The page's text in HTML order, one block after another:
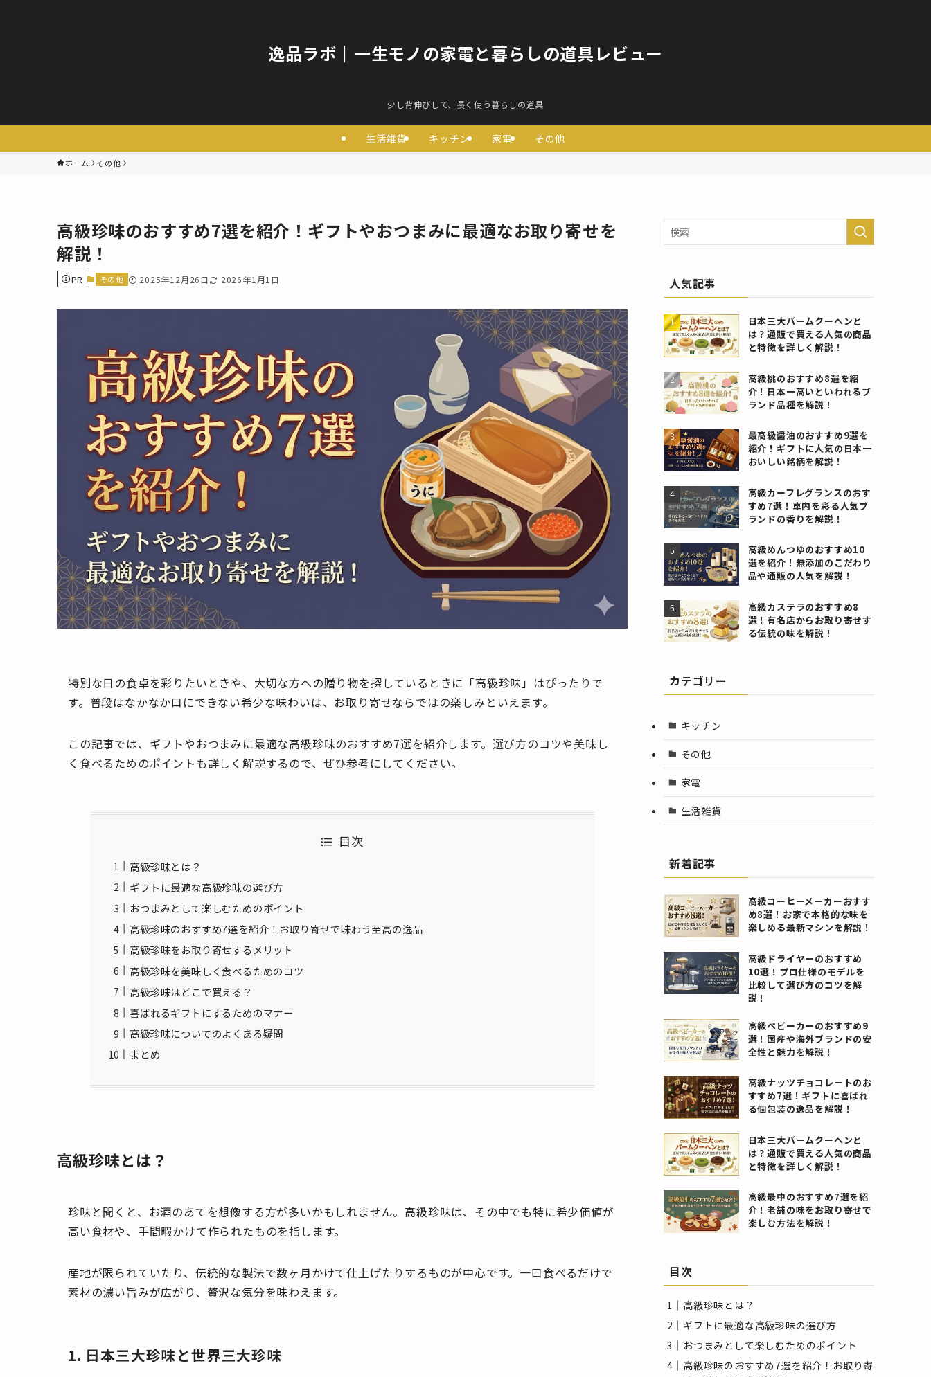
逸品ラボ｜一生モノの家電と暮らしの道具レビュー
少し背伸びして、長く使う暮らしの道具
生活雑貨 キッチン 家電 その他
ホーム その他
高級珍味のおすすめ7選を紹介！ギフトやおつまみに最適なお取り寄せを
解説！
PR その他 2025年12月26日 2026年1月1日
特別な日の食卓を彩りたいときや、大切な方への贈り物を探しているときに「高級珍味」はぴったりで
す。普段はなかなか口にできない希少な味わいは、お取り寄せならではの楽しみといえます。
この記事では、ギフトやおつまみに最適な高級珍味のおすすめ7選を紹介します。選び方のコツや美味し
く食べるためのポイントも詳しく解説するので、ぜひ参考にしてください。
目次
高級珍味とは？
ギフトに最適な高級珍味の選び方
おつまみとして楽しむためのポイント
高級珍味のおすすめ7選を紹介！お取り寄せで味わう至高の逸品
高級珍味をお取り寄せするメリット
高級珍味を美味しく食べるためのコツ
高級珍味はどこで買える？
喜ばれるギフトにするためのマナー
高級珍味についてのよくある疑問
まとめ
高級珍味とは？
珍味と聞くと、お酒のあてを想像する方が多いかもしれません。高級珍味は、その中でも特に希少価値が
高い食材や、手間暇かけて作られたものを指します。
産地が限られていたり、伝統的な製法で数ヶ月かけて仕上げたりするものが中心です。一口食べるだけで
素材の濃い旨みが広がり、贅沢な気分を味わえます。
1. 日本三大珍味と世界三大珍味
人気記事
日本三大バームクーヘンと
は？通販で買える人気の商品
と特徴を詳しく解説！
高級桃のおすすめ8選を紹
介！日本一高いといわれるブ
ランド品種を解説！
最高級醤油のおすすめ9選を
紹介！ギフトに人気の日本一
おいしい銘柄を解説！
高級カーフレグランスのおす
すめ7選！車内を彩る人気ブ
ランドの香りを解説！
高級めんつゆのおすすめ10
選を紹介！無添加のこだわり
品や通販の人気を解説！
高級カステラのおすすめ8
選！有名店からお取り寄せす
る伝統の味を解説！
カテゴリー
キッチン
その他
家電
生活雑貨
新着記事
高級コーヒーメーカーおすす
め8選！お家で本格的な味を
楽しめる最新マシンを解説！
高級ドライヤーのおすすめ
10選！プロ仕様のモデルを
比較して選び方のコツを解
説！
高級ベビーカーのおすすめ9
選！国産や海外ブランドの安
全性と魅力を解説！
高級ナッツチョコレートのお
すすめ7選！ギフトに喜ばれ
る個包装の逸品を解説！
日本三大バームクーヘンと
は？通販で買える人気の商品
と特徴を詳しく解説！
高級最中のおすすめ7選を紹
介！老舗の味をお取り寄せで
楽しむ方法を解説！
目次
高級珍味とは？
ギフトに最適な高級珍味の選び方
おつまみとして楽しむためのポイント
高級珍味のおすすめ7選を紹介！お取り寄